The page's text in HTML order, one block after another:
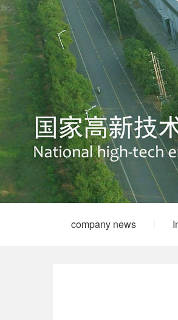
company news